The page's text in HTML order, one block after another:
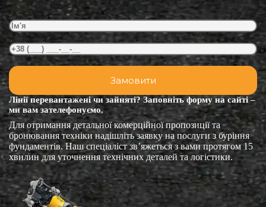
Лінії перевантажені чи зайняті? Заповніть форму на сайті –
ми вам зателефонуємо.
Для отримання детальної комерційної пропозиції та
бронювання техніки надішліть заявку на послуги з буріння
фундаментів. Наш спеціаліст зв’яжеться з вами протягом 15
хвилин для уточнення технічних деталей та логістики.